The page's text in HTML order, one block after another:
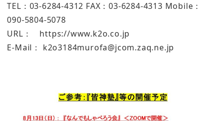
TEL：03-6284-4312 FAX：03-6284-4313 Mobile：
090-5804-5078
URL： https://www.k2o.co.jp
E-Mail： k2o3184murofa@jcom.zaq.ne.jp